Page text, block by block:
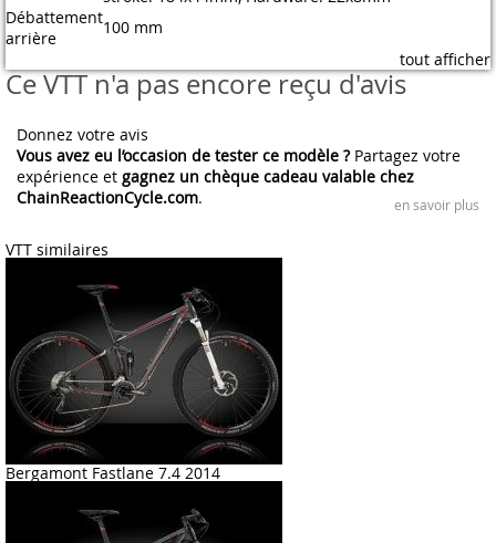
Débattement
arrière
100 mm
tout afficher
Ce VTT n'a pas encore reçu d'avis
Donnez votre avis
Vous avez eu l’occasion de tester ce modèle ?Partagez votre
expérience et gagnez un chèque cadeau valable chez
ChainReactionCycle.com. en savoir plus
VTT similaires
Bergamont Fastlane 7.4 2014